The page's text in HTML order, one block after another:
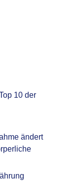
10 der
ändert